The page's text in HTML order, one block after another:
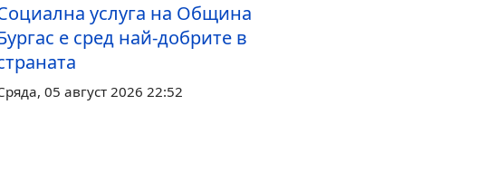
услуга на Община
е сред най-добрите в
05 август 2026 22:52